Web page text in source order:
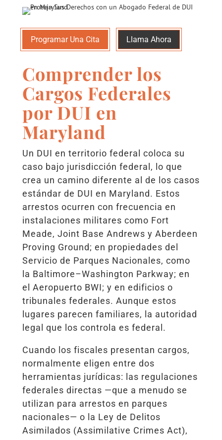
Programar Una Cita Llama Ahora
Comprender los
Cargos Federales
por DUI en
Maryland
Un DUI en territorio federal coloca su
caso bajo jurisdicción federal, lo que
crea un camino diferente al de los casos
estándar de DUI en Maryland. Estos
arrestos ocurren con frecuencia en
instalaciones militares como Fort
Meade, Joint Base Andrews y Aberdeen
Proving Ground; en propiedades del
Servicio de Parques Nacionales, como
la Baltimore–Washington Parkway; en
el Aeropuerto BWI; y en edificios o
tribunales federales. Aunque estos
lugares parecen familiares, la autoridad
legal que los controla es federal.
Cuando los fiscales presentan cargos,
normalmente eligen entre dos
herramientas jurídicas: las regulaciones
federales directas —que a menudo se
utilizan para arrestos en parques
nacionales— o la Ley de Delitos
Asimilados (Assimilative Crimes Act),